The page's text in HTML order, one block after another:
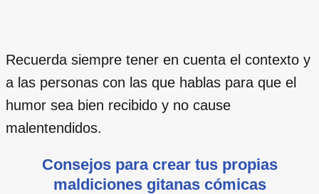
Recuerda siempre tener en cuenta el contexto y
a las personas con las que hablas para que el
humor sea bien recibido y no cause
malentendidos.
Consejos para crear tus propias
maldiciones gitanas cómicas